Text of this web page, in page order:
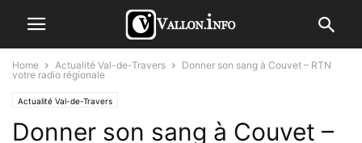
Home Actualité Val-de-Travers
Donner son sang à Couvet – RTN
votre radio régionale
Actualité Val-de-Travers
Donner son sang à Couvet –